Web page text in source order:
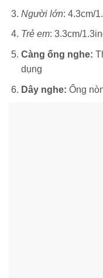
Người lớn: 4.3cm/
Trẻ em: 3.3cm/
Càng ống nghe:
dụng
Dây nghe: Ống